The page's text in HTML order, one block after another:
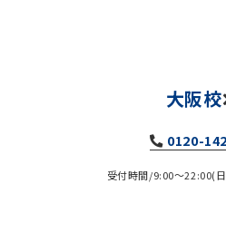
大阪校
0120-
受付時間/9:00～22:00(